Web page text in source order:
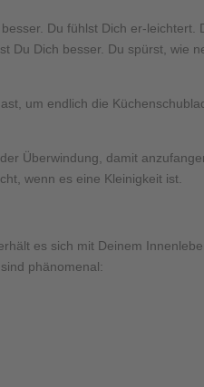
Du fühlst Dich er-
Du Dich besser. Du spürst, wie
um endlich die
Überwindung, damit
wenn es eine Kleinigkeit ist.
es sich mit Deinem
phänomenal: